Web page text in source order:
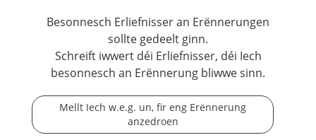
Besonnesch Erliefnisser an Erënnerungen
sollte gedeelt ginn.
Schreift iwwert déi Erliefnisser, déi Iech
besonnesch an Erënnerung bliwwe sinn.
Mellt Iech w.e.g. un, fir eng Erënnerung
anzedroen